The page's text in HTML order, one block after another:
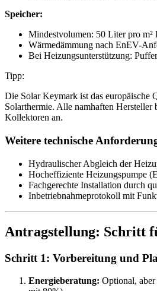
Speicher:
Mindestvolumen: 50 Liter pro
Wärmedämmung nach EnEV-
Bei Heizungsunterstützung:
Tipp:
Die Solar Keymark ist das europäische
Solarthermie. Alle namhaften Hersteller
Kollektoren an.
Weitere technische
Hydraulischer Abgleich der
Hocheffiziente Heizungspumpe
Fachgerechte Installation durch
Inbetriebnahmeprotokoll mit
Antragstellung: Schritt
Schritt 1: Vorbereitung und
Energieberatung: Optional,